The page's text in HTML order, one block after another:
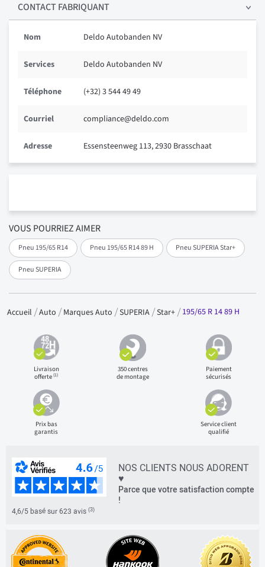
VOUS POURRIEZ AIMER
Pneu 195/65 R14 Pneu 195/65 R14 89 H Pneu SUPERIA Star+
Pneu SUPERIA
CONTACT FABRIQUANT
Nom Deldo Autobanden NV
Services Deldo Autobanden NV
Téléphone (+32) 3 544 49 49
Courriel compliance@deldo.com
Adresse Essensteenweg 113, 2930 Brasschaat
Accueil Auto Marques Auto SUPERIA Star+ 195/65 R 14 89 H
Livraison
offerte(1)
350 centres
de montage
Paiement
sécurisés
Prix bas
garantis
Service client
qualifié
NOS CLIENTS NOUS ADORENT
♥
Parce que votre satisfaction compte
!
4,6/5 basé sur 623 avis (3)